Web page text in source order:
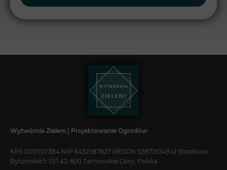
Wytwórnia Zieleni | Projektowanie Ogrodów
KRS 0001107384 NIP 6452587627 REGON 528715049 ul Strzelców
Bytomskich 51/1 42-600 Tarnowskie Góry, Polska